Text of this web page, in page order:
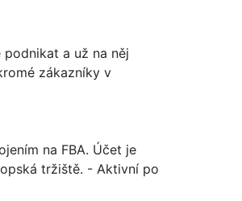
a už na něj
zákazníky v
na FBA. Účet je
tržiště. - Aktivní po